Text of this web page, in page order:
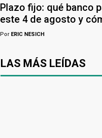
Plazo fijo: qué banco
este 4 de agosto y
Por ERIC NESICH
LAS MÁS LEÍDAS